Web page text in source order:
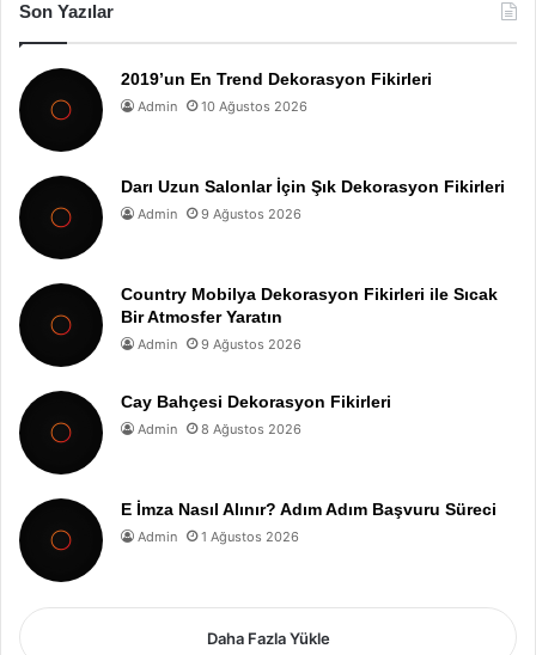
Son Yazılar
2019’un En Trend Dekorasyon Fikirleri
Admin 10 Ağustos 2026
Darı Uzun Salonlar İçin Şık Dekorasyon Fikirleri
Admin 9 Ağustos 2026
Country Mobilya Dekorasyon Fikirleri ile Sıcak
Bir Atmosfer Yaratın
Admin 9 Ağustos 2026
Cay Bahçesi Dekorasyon Fikirleri
Admin 8 Ağustos 2026
E İmza Nasıl Alınır? Adım Adım Başvuru Süreci
Admin 1 Ağustos 2026
Daha Fazla Yükle